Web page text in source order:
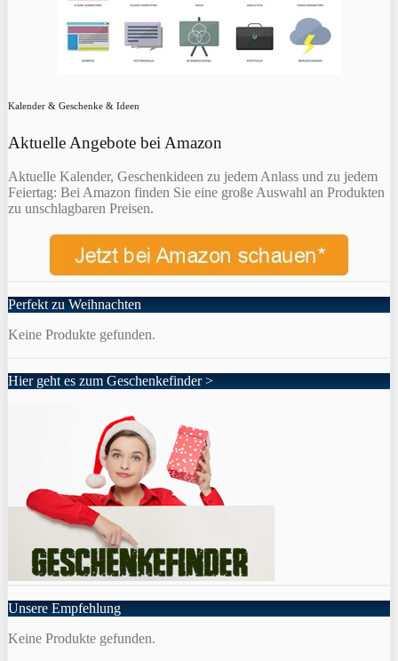
Kalender & Geschenke & Ideen
Aktuelle Angebote bei Amazon
Aktuelle Kalender, Geschenkideen zu jedem Anlass und zu jedem
Feiertag: Bei Amazon finden Sie eine große Auswahl an Produkten
zu unschlagbaren Preisen.
Perfekt zu Weihnachten
Keine Produkte gefunden.
Hier geht es zum Geschenkefinder >
Unsere Empfehlung
Keine Produkte gefunden.